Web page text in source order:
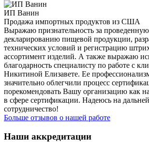
ИП Ванин
Продажа импортных продуктов из США
Выражаю признательность за
декларированию пищевой продукции,
технических условий и регистрацию
ассортимент изделий. А также выражаю
благодарность специалисту по работе с
Никитиной Елизавете. Ее
значительно облегчили процесс
порекомендовать Вашу организацию как
в сфере сертификации. Надеюсь на
сотрудничество!
Больше отзывов о нашей работе
Наши аккредитации